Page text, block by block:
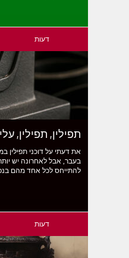
דעות
תפילין, תפילין,
את דעתי על דוכני תפילין
בעבר, אבל לאחרונה יש
להתייחס לכל אחד מהם
דעות